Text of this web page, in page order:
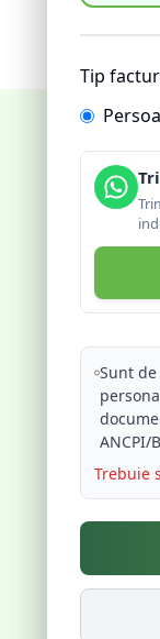
Tip
Sunt
ANCPI/
Trebuie